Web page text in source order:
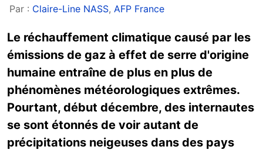
Par : Claire-Line NASS, AFP France
Le réchauffement climatique causé par les
émissions de gaz à effet de serre d'origine
humaine entraîne de plus en plus de
phénomènes météorologiques extrêmes.
Pourtant, début décembre, des internautes
se sont étonnés de voir autant de
précipitations neigeuses dans des pays